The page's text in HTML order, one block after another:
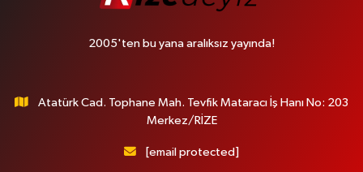
2005'ten bu yana aralıksız yayında!
Atatürk Cad. Tophane Mah. Tevfik Mataracı İş Hanı No: 203
Merkez/RİZE
[email protected]